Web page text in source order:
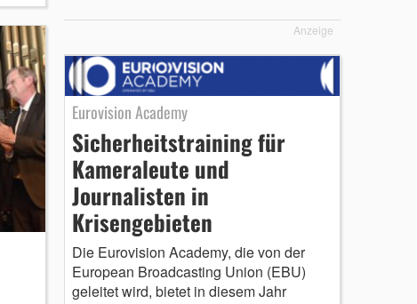
Anzeige
Eurovision Academy
Sicherheitstraining für
Kameraleute und
Journalisten in
Krisengebieten
Die Eurovision Academy, die von der
European Broadcasting Union (EBU)
geleitet wird, bietet in diesem Jahr